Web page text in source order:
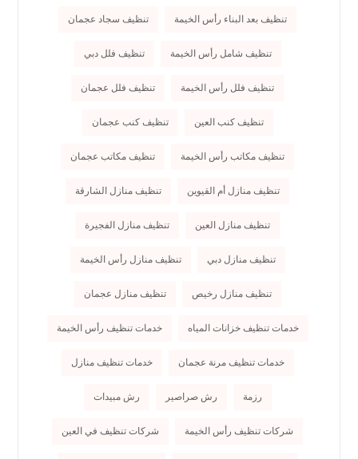
تنظيف بعد البناء رأس الخيمة تنظيف سجاد عجمان
تنظيف شامل رأس الخيمة تنظيف فلل دبي
تنظيف فلل رأس الخيمة تنظيف فلل عجمان
تنظيف كنب العين تنظيف كنب عجمان
تنظيف مكاتب رأس الخيمة تنظيف مكاتب عجمان
تنظيف منازل أم القيوين تنظيف منازل الشارقة
تنظيف منازل العين تنظيف منازل الفجيرة
تنظيف منازل دبي تنظيف منازل رأس الخيمة
تنظيف منازل رخيص تنظيف منازل عجمان
خدمات تنظيف خزانات المياه خدمات تنظيف رأس الخيمة
خدمات تنظيف مرنة عجمان خدمات تنظيف منازل
رزمة رش صراصير رش مبيدات
شركات تنظيف رأس الخيمة شركات تنظيف في العين